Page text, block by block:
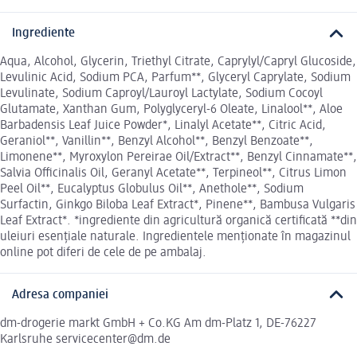
Ingrediente
Aqua, Alcohol, Glycerin, Triethyl Citrate, Caprylyl/Capryl Glucoside,
Levulinic Acid, Sodium PCA, Parfum**, Glyceryl Caprylate, Sodium
Levulinate, Sodium Caproyl/Lauroyl Lactylate, Sodium Cocoyl
Glutamate, Xanthan Gum, Polyglyceryl-6 Oleate, Linalool**, Aloe
Barbadensis Leaf Juice Powder*, Linalyl Acetate**, Citric Acid,
Geraniol**, Vanillin**, Benzyl Alcohol**, Benzyl Benzoate**,
Limonene**, Myroxylon Pereirae Oil/Extract**, Benzyl Cinnamate**,
Salvia Officinalis Oil, Geranyl Acetate**, Terpineol**, Citrus Limon
Peel Oil**, Eucalyptus Globulus Oil**, Anethole**, Sodium
Surfactin, Ginkgo Biloba Leaf Extract*, Pinene**, Bambusa Vulgaris
Leaf Extract*. *ingrediente din agricultură organică certificată **din
uleiuri esențiale naturale. Ingredientele menționate în magazinul
online pot diferi de cele de pe ambalaj.
Adresa companiei
dm-drogerie markt GmbH + Co.KG Am dm-Platz 1, DE-76227
Karlsruhe servicecenter@dm.de